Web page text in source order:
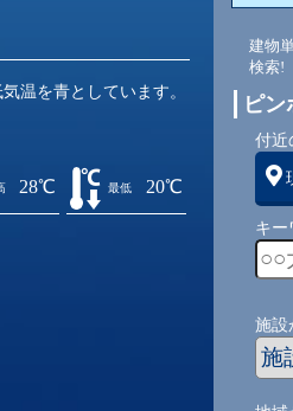
温を青としています。
28℃ 最低 20℃
建物
検索!
ピ
付近
キー
施設